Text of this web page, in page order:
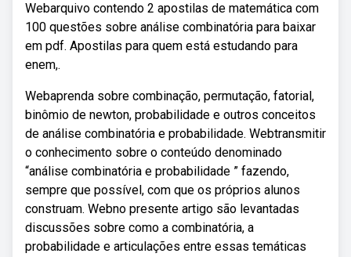
Webarquivo contendo 2 apostilas de matemática com
100 questões sobre análise combinatória para baixar
em pdf. Apostilas para quem está estudando para
enem,.
Webaprenda sobre combinação, permutação, fatorial,
binômio de newton, probabilidade e outros conceitos
de análise combinatória e probabilidade. Webtransmitir
o conhecimento sobre o conteúdo denominado
“análise combinatória e probabilidade ” fazendo,
sempre que possível, com que os próprios alunos
construam. Webno presente artigo são levantadas
discussões sobre como a combinatória, a
probabilidade e articulações entre essas temáticas